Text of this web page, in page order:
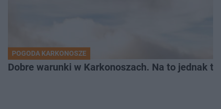
POGODA KARKONOSZE
Dobre warunki w Karkonoszach. Na to jednak